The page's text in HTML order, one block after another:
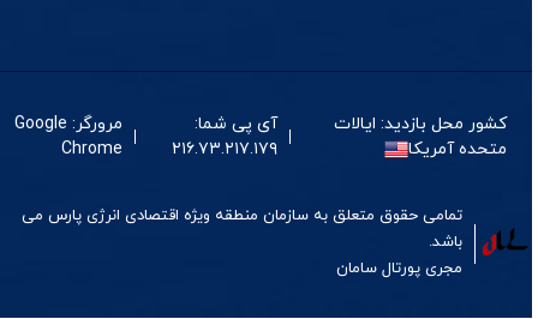
کشور محل بازدید: ایالات
متحده آمریکا
آی پی شما:
۲۱۶.۷۳.۲۱۷.۱۷۹
مرورگر: Google
Chrome
تمامی حقوق متعلق به سازمان منطقه ویژه اقتصادی انرژی پارس می
باشد.
مجری پورتال سامان